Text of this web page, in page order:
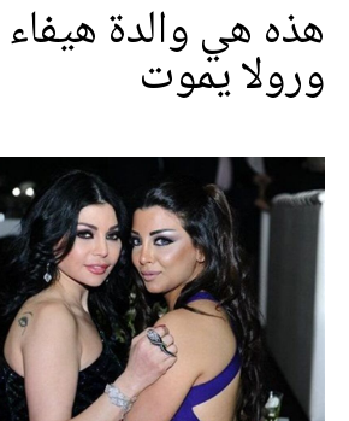
هذه هي والدة
ورولا يموت